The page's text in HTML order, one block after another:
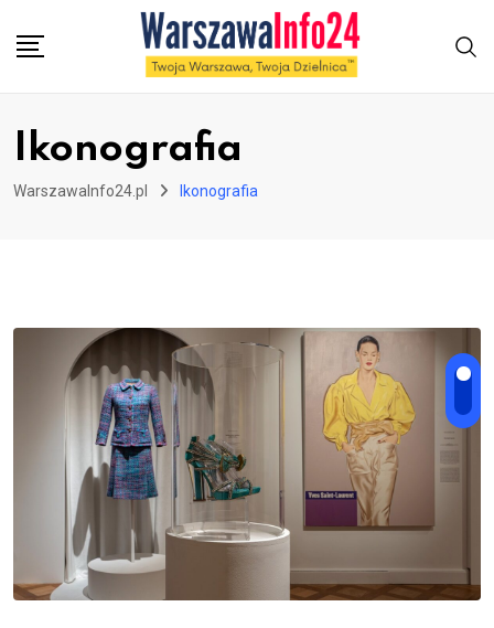
Ikonografia
WarszawaInfo24.pl Ikonografia